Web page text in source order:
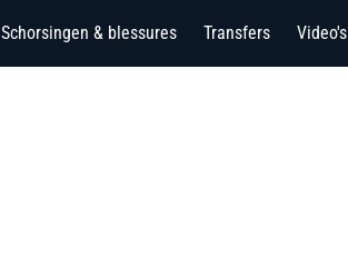
Schorsingen & blessures Transfers Video's